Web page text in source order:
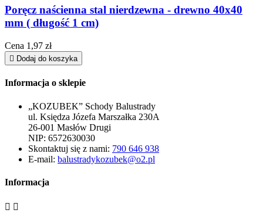
Poręcz naścienna stal nierdzewna - drewno 40x40
mm ( długość 1 cm)
Cena 1,97 zł
 Dodaj do koszyka
Informacja o sklepie
„KOZUBEK” Schody Balustrady
ul. Księdza Józefa Marszałka 230A
26-001 Masłów Drugi
NIP: 6572630030
Skontaktuj się z nami: 790 646 938
E-mail: balustradykozubek@o2.pl
Informacja
 